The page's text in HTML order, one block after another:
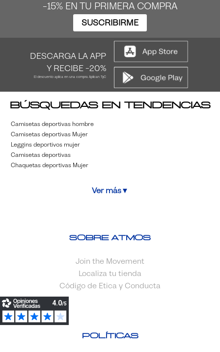
-15% EN TU PRIMERA COMPRA
SUSCRIBIRME
DESCARGA LA APP
Y RECIBE -20%
El descuento aplica en una compra Aplican TyC
Búsquedas en tendencias
Camisetas deportivas hombre
Camisetas deportivas Mujer
Leggins deportivos mujer
Camisetas deportivas
Chaquetas deportivas Mujer
Ver más▼
Sobre Atmos
Join the Movement
Localiza tu tienda
Código de Etica y Conducta
Políticas